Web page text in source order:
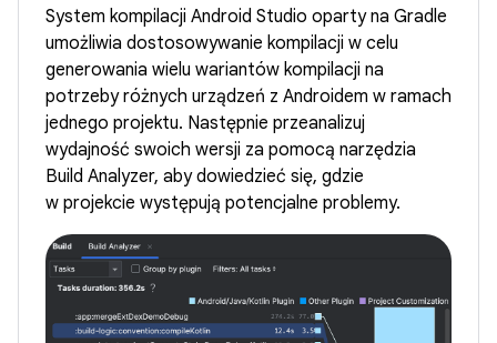
System kompilacji Android Studio oparty na Gradle
umożliwia dostosowywanie kompilacji w celu
generowania wielu wariantów kompilacji na
potrzeby różnych urządzeń z Androidem w ramach
jednego projektu. Następnie przeanalizuj
wydajność swoich wersji za pomocą narzędzia
Build Analyzer, aby dowiedzieć się, gdzie
w projekcie występują potencjalne problemy.